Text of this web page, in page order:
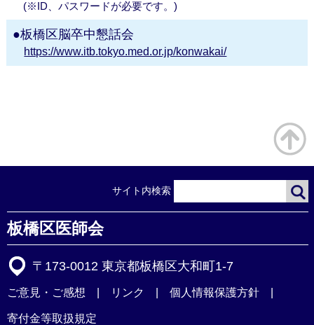
(※ID、パスワードが必要です。)
板橋区脳卒中懇話会
https://www.itb.tokyo.med.or.jp/konwakai/
サイト内検索
板橋区医師会
〒173-0012 東京都板橋区大和町1-7
ご意見・ご感想 リンク 個人情報保護方針
寄付金等取扱規定